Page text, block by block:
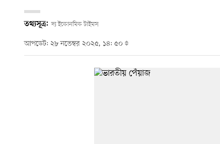
তথ্যসূত্র: দ্য ইকোনমিক টাইমস
আপডেট: ২৮ নভেম্বর ২০২৫, ১৪: ৫০